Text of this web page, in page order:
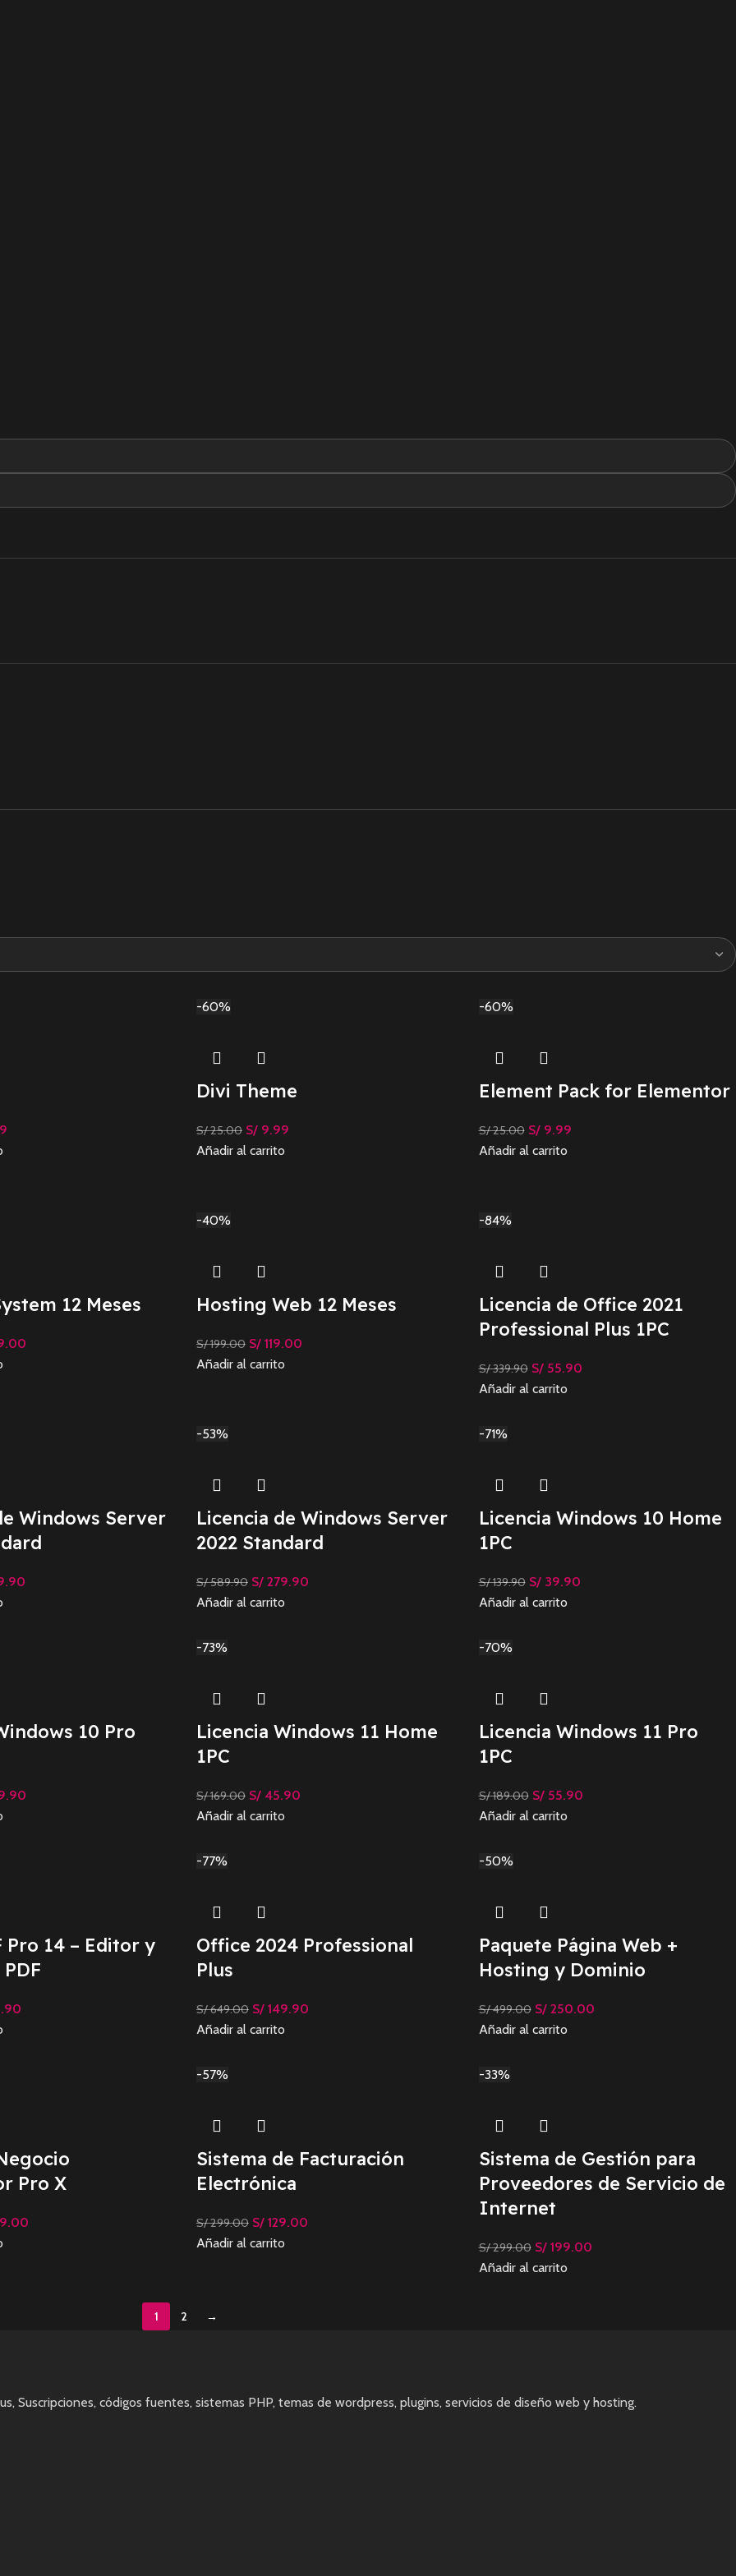
-60%
Divi Theme
S/25.00 S/ 9.99
Añadir al carrito
-60%
Element Pack for Elementor
S/25.00 S/9.99
Añadir al carrito
12 Meses
-40%
Hosting Web 12 Meses
S/199.00 S/ 119.00
Añadir al carrito
-84%
Licencia de Office 2021
Professional Plus 1PC
S/339.90 S/55.90
Añadir al carrito
Windows Server
-53%
Licencia de Windows Server
2022 Standard
S/589.90 S/ 279.90
Añadir al carrito
-71%
Licencia Windows 10 Home
1PC
S/139.90 S/39.90
Añadir al carrito
10 Pro
-73%
Licencia Windows 11 Home
1PC
S/169.00 S/ 45.90
Añadir al carrito
-70%
Licencia Windows 11 Pro
1PC
S/189.00 S/55.90
Añadir al carrito
Pro 14 – Editor y
-77%
Office 2024 Professional
Plus
S/649.00 S/ 149.90
Añadir al carrito
-50%
Paquete Página Web +
Hosting y Dominio
S/499.00 S/250.00
Añadir al carrito
Pro X
-57%
Sistema de Facturación
Electrónica
S/299.00 S/ 129.00
Añadir al carrito
-33%
Sistema de Gestión para
Proveedores de Servicio de
Internet
S/299.00 S/199.00
Añadir al carrito
1 2 →
Suscripciones, códigos fuentes, sistemas PHP, temas de wordpress, plugins, servicios de diseño web y hosting.